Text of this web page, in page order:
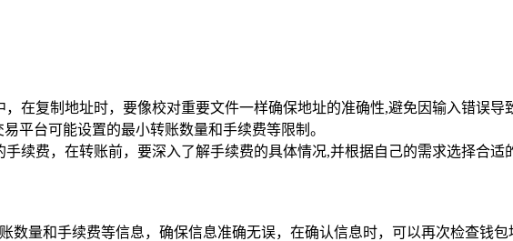
在复制地址时，要像校对重要文件一样确保地址的准确性,避免因输入错误导
平台可能设置的最小转账数量和手续费等限制。
续费，在转账前，要深入了解手续费的具体情况,并根据自己的需求选择合适
量和手续费等信息，确保信息准确无误，在确认信息时，可以再次检查钱包